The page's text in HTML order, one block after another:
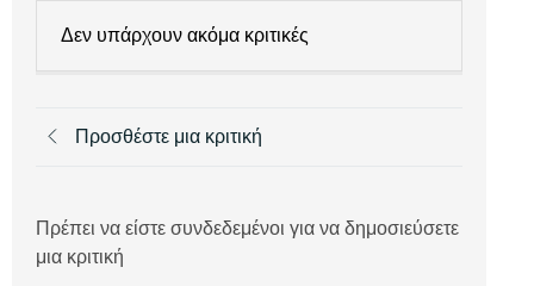
Δεν υπάρχουν ακόμα κριτικές
Προσθέστε μια κριτική
Πρέπει να είστε συνδεδεμένοι για να δημοσιεύσετε
μια κριτική